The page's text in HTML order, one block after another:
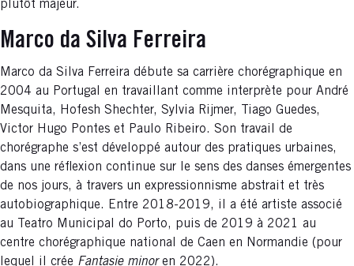
plutôt majeur.
Marco da Silva Ferreira
Marco da Silva Ferreira débute sa carrière chorégraphique en
2004 au Portugal en travaillant comme interprète pour André
Mesquita, Hofesh Shechter, Sylvia Rijmer, Tiago Guedes,
Victor Hugo Pontes et Paulo Ribeiro. Son travail de
chorégraphe s’est développé autour des pratiques urbaines,
dans une réflexion continue sur le sens des danses émergentes
de nos jours, à travers un expressionnisme abstrait et très
autobiographique. Entre 2018-2019, il a été artiste associé
au Teatro Municipal do Porto, puis de 2019 à 2021 au
centre chorégraphique national de Caen en Normandie (pour
lequel il crée Fantasie minoren 2022).